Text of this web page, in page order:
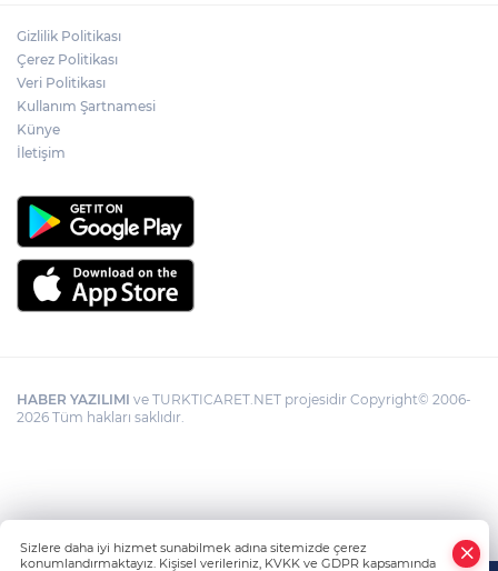
Gizlilik Politikası
Çerez Politikası
Veri Politikası
Kullanım Şartnamesi
Künye
İletişim
HABER YAZILIMI ve TURKTICARET.NET projesidir Copyright© 2006-
2026 Tüm hakları saklıdır.
Sizlere daha iyi hizmet sunabilmek adına sitemizde çerez
konumlandırmaktayız. Kişisel verileriniz, KVKK ve GDPR kapsamında